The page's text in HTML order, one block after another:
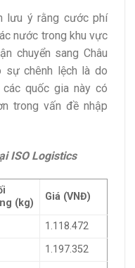
lưu ý rằng cước phí
nước trong khu vực
chuyển sang Châu
sự chênh lệch là do
quốc gia này có
trong vấn đề nhập
ISO Logistics
(kg)
Giá (VNĐ)
1.118.472
1.197.352